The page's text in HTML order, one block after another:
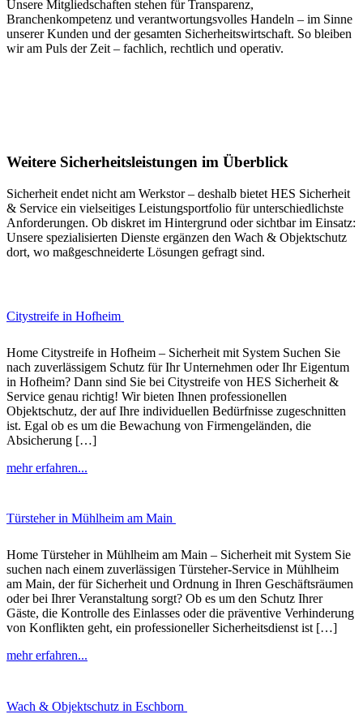
Unsere Mitgliedschaften stehen für Transparenz,
Branchenkompetenz und verantwortungsvolles Handeln – im Sinne
unserer Kunden und der gesamten Sicherheitswirtschaft. So bleiben
wir am Puls der Zeit – fachlich, rechtlich und operativ.
Weitere Sicherheitsleistungen im Überblick
Sicherheit endet nicht am Werkstor – deshalb bietet HES Sicherheit
& Service ein vielseitiges Leistungsportfolio für unterschiedlichste
Anforderungen. Ob diskret im Hintergrund oder sichtbar im Einsatz:
Unsere spezialisierten Dienste ergänzen den Wach & Objektschutz
dort, wo maßgeschneiderte Lösungen gefragt sind.
Citystreife in Hofheim
Home Citystreife in Hofheim – Sicherheit mit System Suchen Sie
nach zuverlässigem Schutz für Ihr Unternehmen oder Ihr Eigentum
in Hofheim? Dann sind Sie bei Citystreife von HES Sicherheit &
Service genau richtig! Wir bieten Ihnen professionellen
Objektschutz, der auf Ihre individuellen Bedürfnisse zugeschnitten
ist. Egal ob es um die Bewachung von Firmengeländen, die
Absicherung […]
mehr erfahren...
Türsteher in Mühlheim am Main
Home Türsteher in Mühlheim am Main – Sicherheit mit System Sie
suchen nach einem zuverlässigen Türsteher-Service in Mühlheim
am Main, der für Sicherheit und Ordnung in Ihren Geschäftsräumen
oder bei Ihrer Veranstaltung sorgt? Ob es um den Schutz Ihrer
Gäste, die Kontrolle des Einlasses oder die präventive Verhinderung
von Konflikten geht, ein professioneller Sicherheitsdienst ist […]
mehr erfahren...
Wach & Objektschutz in Eschborn